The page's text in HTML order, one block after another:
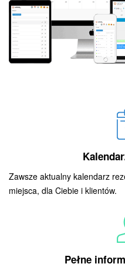
Zawsze aktualny kalendarz
miejsca, dla Ciebie i klientów.
Pełne